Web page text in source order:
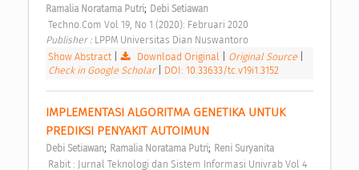
Ramalia Noratama Putri; Debi Setiawan
Techno.Com Vol 19, No 1 (2020): Februari 2020
Publisher : LPPM Universitas Dian Nuswantoro
Show Abstract
Download Original Original Source
Check in Google Scholar
DOI: 10.33633/tc.v19i1.3152
IMPLEMENTASI ALGORITMA GENETIKA UNTUK
PREDIKSI PENYAKIT AUTOIMUN
Debi Setiawan; Ramalia Noratama Putri; Reni Suryanita